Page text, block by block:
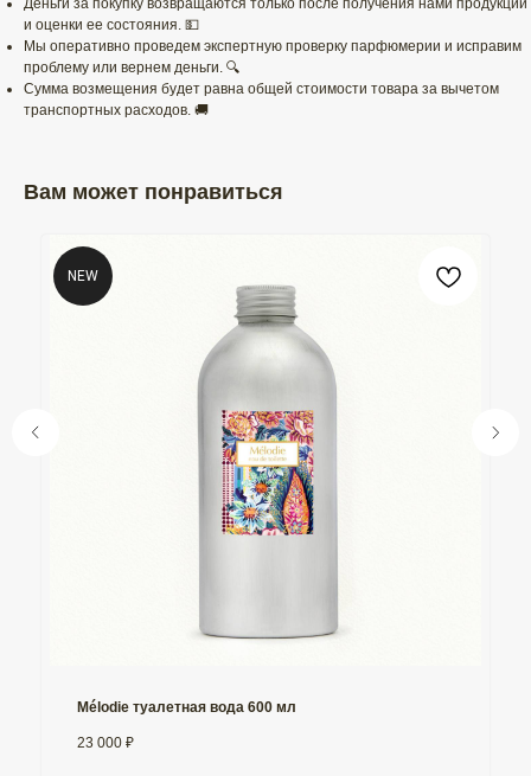
Деньги за покупку возвращаются только после получения нами продукции
и оценки ее состояния. 💵
Мы оперативно проведем экспертную проверку парфюмерии и исправим
проблему или вернем деньги. 🔍
Сумма возмещения будет равна общей стоимости товара за вычетом
транспортных расходов. 🚚
Вам может понравиться
NEW
Mélodie туалетная вода 600 мл
23 000 ₽